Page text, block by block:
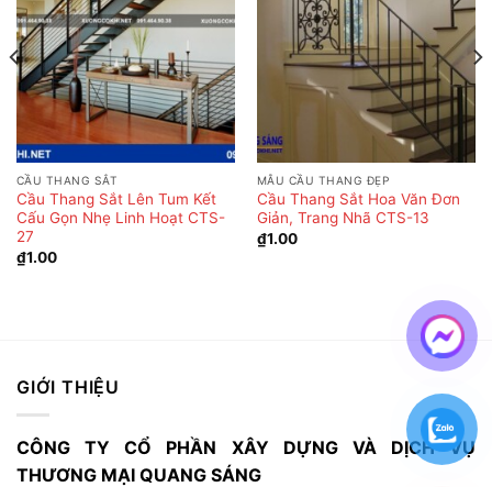
CẦU THANG SẮT
Cầu Thang Sắt Lên Tum Kết
Cấu Gọn Nhẹ Linh Hoạt CTS-
27
₫1.00
MẪU CẦU THANG ĐẸP
Cầu Thang Sắt Hoa Văn Đơn
Giản, Trang Nhã CTS-13
₫1.00
GIỚI THIỆU
CÔNG TY CỔ PHẦN XÂY DỰNG VÀ DỊCH VỤ
THƯƠNG MẠI QUANG SÁNG